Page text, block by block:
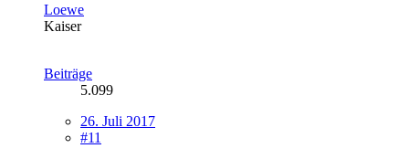
Loewe
Kaiser
Beiträge
5.099
26. Juli 2017
#11